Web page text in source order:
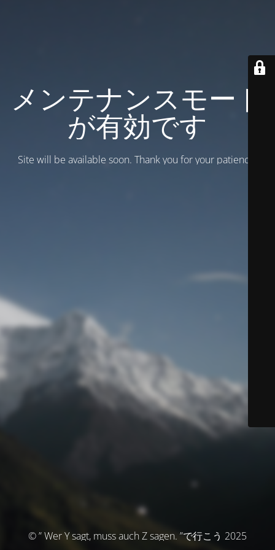
メンテナンスモード
が有効です
Site will be available soon. Thank you for your patience!
© ” Wer Y sagt, muss auch Z sagen. ”で行こう 2025